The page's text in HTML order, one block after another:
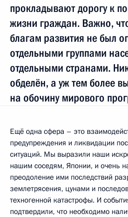
прокладывают дорогу к
жизни граждан. Важно,
благам развития не был
отдельными группами
отдельными странами.
обделён, а уж тем более
на обочину мирового
Ещё одна сфера – это
предупреждения и ликвидации
ситуаций. Мы выразили наши
нашим соседям, Японии, и очень
преодоление ими последствий
землетрясения, цунами и
техногенной катастрофы. И
подтвердили, что необходимо